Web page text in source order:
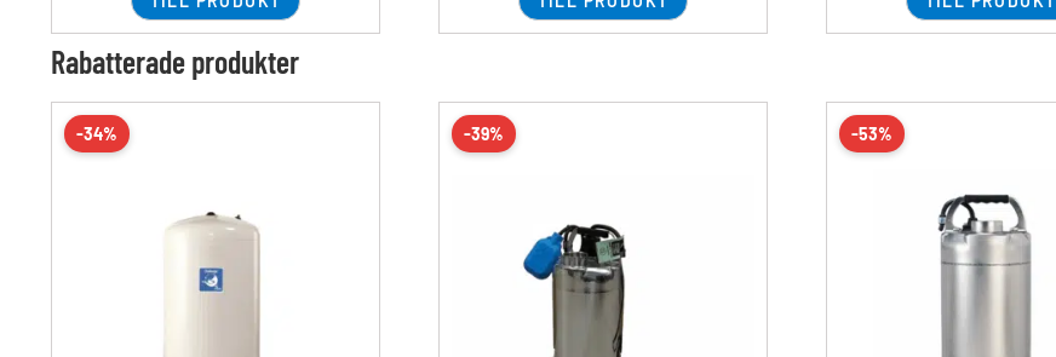
Rabatterade produkter
-34% -39% -53%